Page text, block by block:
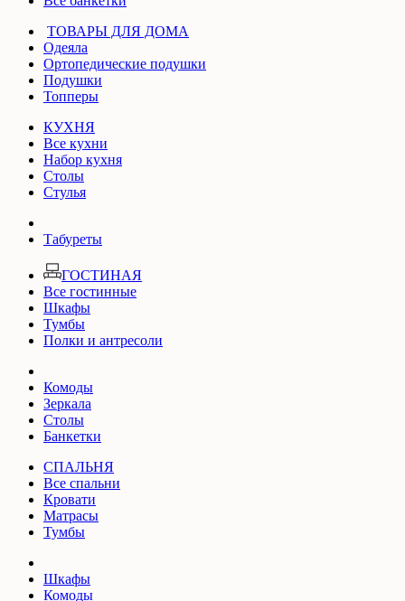
ТОВАРЫ ДЛЯ ДОМА
Одеяла
Ортопедические подушки
Подушки
Топперы
КУХНЯ
Все кухни
Набор кухня
Столы
Стулья
Табуреты
ГОСТИНАЯ
Все гостинные
Шкафы
Тумбы
Полки и антресоли
Комоды
Зеркала
Столы
Банкетки
СПАЛЬНЯ
Все спальни
Кровати
Матрасы
Тумбы
Шкафы
Комоды